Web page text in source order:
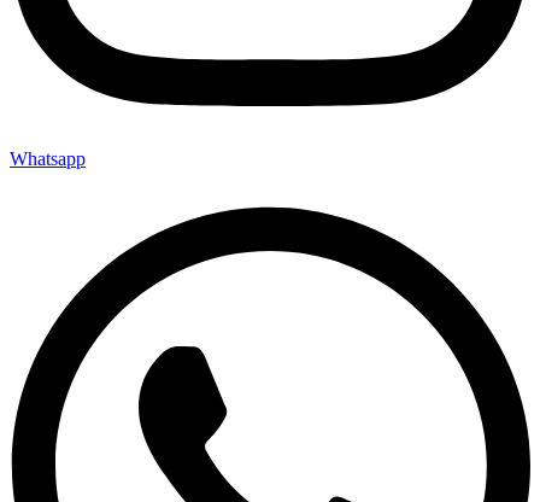
Whatsapp